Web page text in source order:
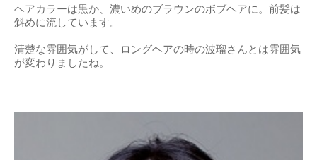
ヘアカラーは黒か、濃いめのブラウンのボブヘアに。前髪は
斜めに流しています。
清楚な雰囲気がして、ロングヘアの時の波瑠さんとは雰囲気
が変わりましたね。